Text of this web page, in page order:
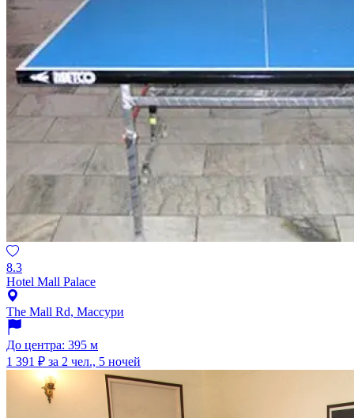
8.3
Hotel Mall Palace
The Mall Rd, Массури
До центра: 395 м
1 391 ₽ за 2 чел., 5 ночей